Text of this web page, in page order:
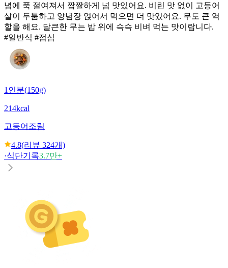
념에 푹 절여져서 짭짤하게 넘 맛있어요. 비린 맛 없이 고등어
살이 두툼하고 양념장 얹어서 먹으면 더 맛있어요. 무도 큰 역
할을 해요. 달큰한 무는 밥 위에 슥슥 비벼 먹는 맛이랍니다.
#일반식 #점심
1인분(150g)
214kcal
고등어조림
4.8(리뷰 324개)
·식단기록3.7만+